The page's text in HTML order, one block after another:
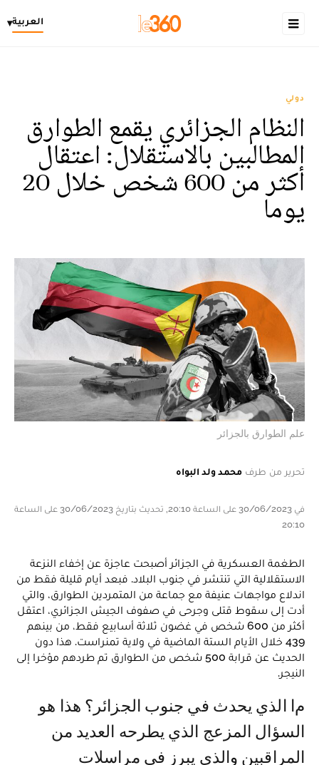
العربية▾
دولي
النظام الجزائري يقمع الطوارق
المطالبين بالاستقلال: اعتقال
أكثر من 600 شخص خلال 20
يوما
علم الطوارق بالجزائر
تحرير من طرف محمد ولد البواه
في 30/06/2023 على الساعة 20:10, تحديث بتاريخ 30/06/2023 على الساعة
20:10
الطغمة العسكرية في الجزائر أصبحت عاجزة عن إخفاء النزعة
الاستقلالية التي تنتشر في جنوب البلاد. فبعد أيام قليلة فقط من
اندلاع مواجهات عنيفة مع جماعة من المتمردين الطوارق، والتي
أدت إلى سقوط قتلى وجرحى في صفوف الجيش الجزائري، اعتقل
أكثر من 600 شخص في غضون ثلاثة أسابيع فقط، من بينهم
439 خلال الأيام الستة الماضية في ولاية تمنراست. هذا دون
الحديث عن قرابة 500 شخص من الطوارق تم طردهم مؤخرا إلى
النيجر.
ما الذي يحدث في جنوب الجزائر؟ هذا هو
السؤال المزعج الذي يطرحه العديد من
المراقبين والذي يبرز في مراسلات